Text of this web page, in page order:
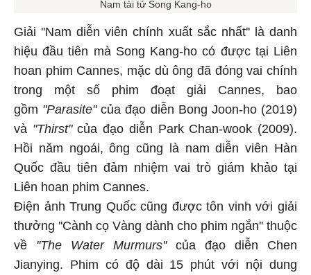
Nam tài tử Song Kang-ho
Giải ''Nam diễn viên chính xuất sắc nhất'' là danh
hiệu đầu tiên mà Song Kang-ho có được tại Liên
hoan phim Cannes, mặc dù ông đã đóng vai chính
trong một số phim đoạt giải Cannes, bao
gồm "Parasite"của đạo diễn Bong Joon-ho (2019)
và "Thirst"của đạo diễn Park Chan-wook (2009).
Hồi năm ngoái, ông cũng là nam diễn viên Hàn
Quốc đầu tiên đảm nhiệm vai trò giám khảo tại
Liên hoan phim Cannes.
Điện ảnh Trung Quốc cũng được tôn vinh với giải
thưởng ''Cành cọ Vàng dành cho phim ngắn'' thuộc
về ''The Water Murmurs''của đạo diễn Chen
Jianying. Phim có độ dài 15 phút với nội dung